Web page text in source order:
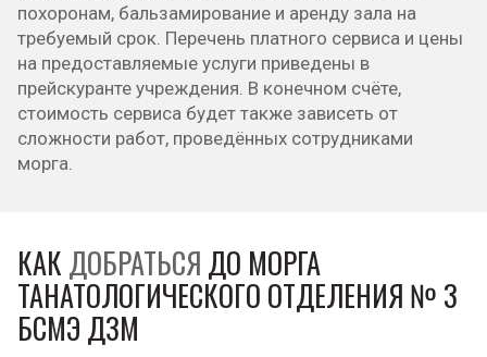
похоронам, бальзамирование и аренду зала на
требуемый срок. Перечень платного сервиса и цены
на предоставляемые услуги приведены в
прейскуранте учреждения. В конечном счёте,
стоимость сервиса будет также зависеть от
сложности работ, проведённых сотрудниками
морга.
КАК ДОБРАТЬСЯ ДО МОРГА
ТАНАТОЛОГИЧЕСКОГО ОТДЕЛЕНИЯ № 3
БСМЭ ДЗМ